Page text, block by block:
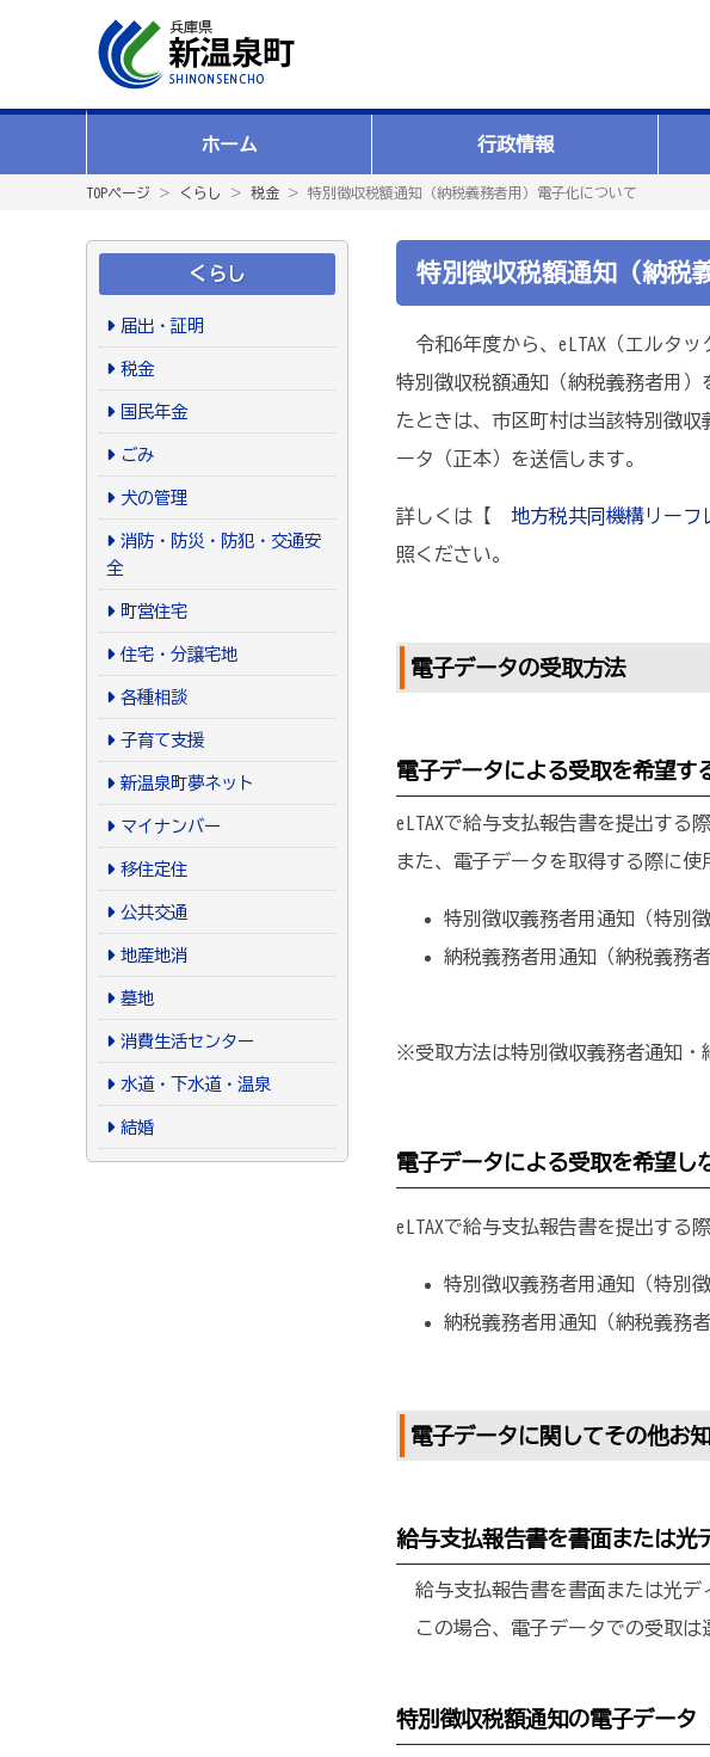
ホーム 行政情報
TOPページ ＞ くらし ＞ 税金 ＞ 特別徴収税額通知（納税義務者用）電子化について
くらし
届出・証明
税金
国民年金
ごみ
犬の管理
消防・防災・防犯・交通安
全
町営住宅
住宅・分譲宅地
各種相談
子育て支援
新温泉町夢ネット
マイナンバー
移住定住
公共交通
地産地消
墓地
消費生活センター
水道・下水道・温泉
結婚
特別徴収税額通知（納税
令和6年度から、eLTAX（エルタ
特別徴収税額通知（納税義務者用
たときは、市区町村は当該特別徴収
ータ（正本）を送信します。
詳しくは【 地方税共同機構リーフ
照ください。
電子データの受取方法
電子データによる受取を希望す
eLTAXで給与支払報告書を提出する
また、電子データを取得する際に
特別徴収義務者用通知（特別
納税義務者用通知（納税
※受取方法は特別徴収義務者通知・
電子データによる受取を希望し
eLTAXで給与支払報告書を提出する
特別徴収義務者用通知（特別
納税義務者用通知（納税
電子データに関してその他お
給与支払報告書を書面または光
給与支払報告書を書面または光デ
この場合、電子データでの受取は
特別徴収税額通知の電子データ